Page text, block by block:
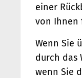
einer
von Ihnen
Wenn Sie
durch das
wenn Sie